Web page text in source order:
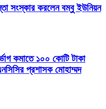
সংস্কার করলেন বম্বু ইউনিয়ন
কমাতে ১০০ কোটি টাকা
প্রশাসক মোহাম্মদ